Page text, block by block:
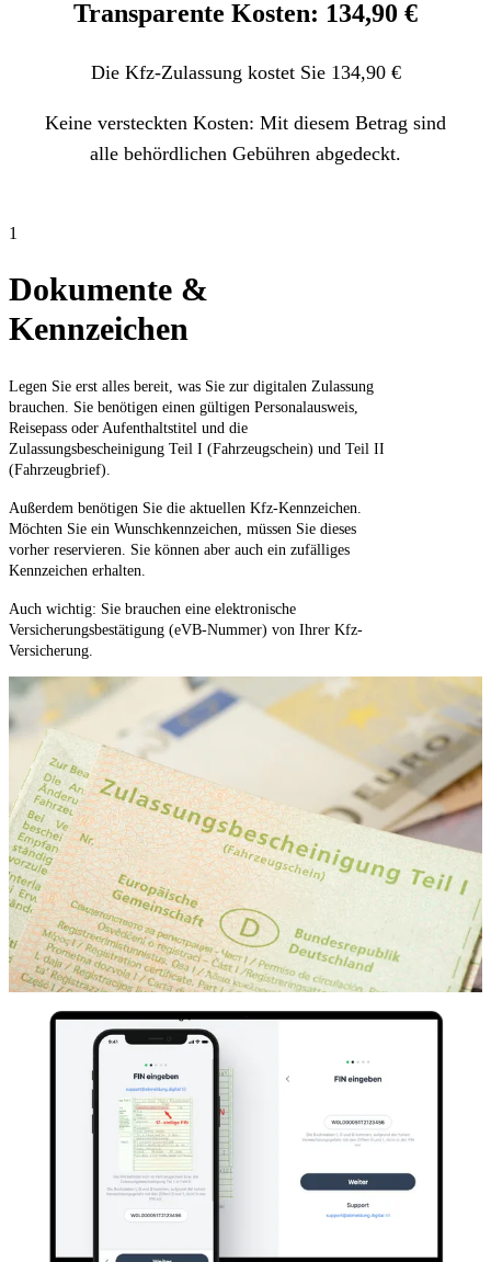
Transparente Kosten: 134,90 €
Die Kfz-Zulassung kostet Sie 134,90 €
Keine versteckten Kosten: Mit diesem Betrag sind
alle behördlichen Gebühren abgedeckt.
1
Dokumente &
Kennzeichen
Legen Sie erst alles bereit, was Sie zur digitalen Zulassung
brauchen. Sie benötigen einen gültigen Personalausweis,
Reisepass oder Aufenthaltstitel und die
Zulassungsbescheinigung Teil I (Fahrzeugschein) und Teil II
(Fahrzeugbrief).
Außerdem benötigen Sie die aktuellen Kfz-Kennzeichen.
Möchten Sie ein Wunschkennzeichen, müssen Sie dieses
vorher reservieren. Sie können aber auch ein zufälliges
Kennzeichen erhalten.
Auch wichtig: Sie brauchen eine elektronische
Versicherungsbestätigung (eVB-Nummer) von Ihrer Kfz-
Versicherung.